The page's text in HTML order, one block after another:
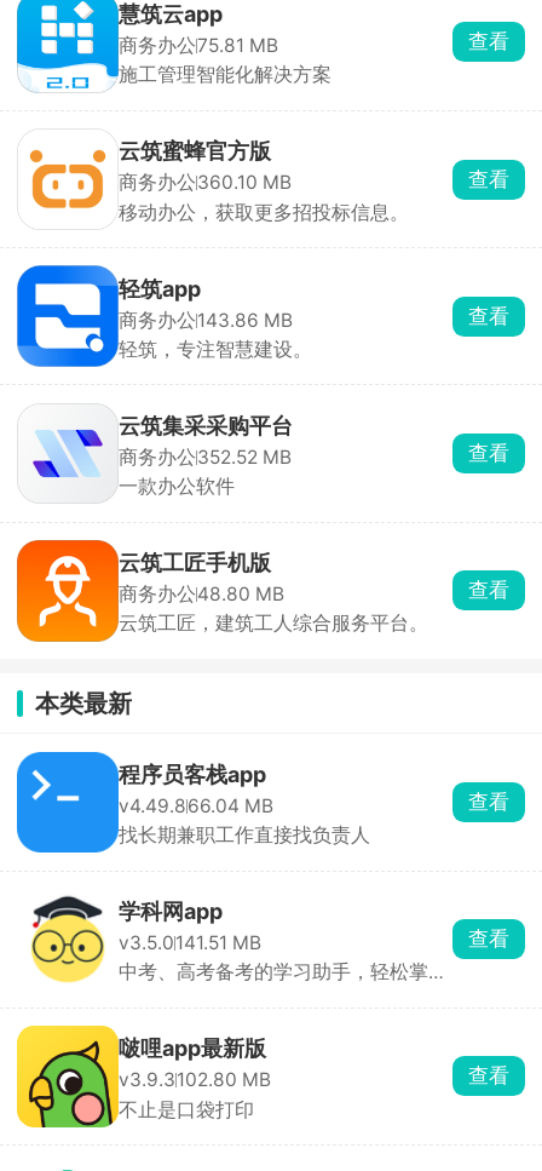
慧筑云app
商务办公75.81 MB
施工管理智能化解决方案
查看
云筑蜜蜂官方版
商务办公360.10 MB
移动办公，获取更多招投标信息。
查看
轻筑app
商务办公143.86 MB
轻筑，专注智慧建设。
查看
云筑集采采购平台
商务办公352.52 MB
一款办公软件
查看
云筑工匠手机版
商务办公48.80 MB
云筑工匠，建筑工人综合服务平台。
查看
本类最新
程序员客栈app
v4.49.866.04 MB
找长期兼职工作直接找负责人
查看
学科网app
v3.5.0141.51 MB
中考、高考备考的学习助手，轻松掌握
查看
啵哩app最新版
v3.9.3102.80 MB
不止是口袋打印
查看